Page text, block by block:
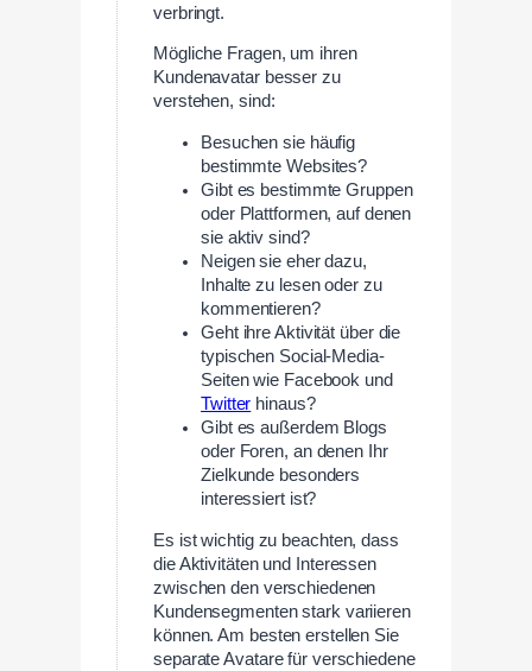
verbringt.
Mögliche Fragen, um ihren
Kundenavatar besser zu
verstehen, sind:
Besuchen sie häufig
bestimmte Websites?
Gibt es bestimmte Gruppen
oder Plattformen, auf denen
sie aktiv sind?
Neigen sie eher dazu,
Inhalte zu lesen oder zu
kommentieren?
Geht ihre Aktivität über die
typischen Social-Media-
Seiten wie Facebook und
Twitter hinaus?
Gibt es außerdem Blogs
oder Foren, an denen Ihr
Zielkunde besonders
interessiert ist?
Es ist wichtig zu beachten, dass
die Aktivitäten und Interessen
zwischen den verschiedenen
Kundensegmenten stark variieren
können. Am besten erstellen Sie
separate Avatare für verschiedene